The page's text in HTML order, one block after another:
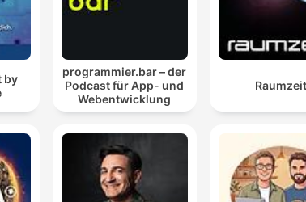
by
programmier.bar – der
Podcast für App- und
Webentwicklung